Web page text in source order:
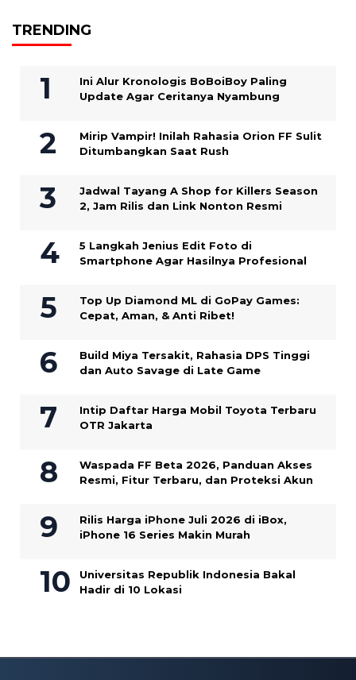
TRENDING
Ini Alur Kronologis BoBoiBoy Paling
Update Agar Ceritanya Nyambung
Mirip Vampir! Inilah Rahasia Orion FF Sulit
Ditumbangkan Saat Rush
Jadwal Tayang A Shop for Killers Season
2, Jam Rilis dan Link Nonton Resmi
5 Langkah Jenius Edit Foto di
Smartphone Agar Hasilnya Profesional
Top Up Diamond ML di GoPay Games:
Cepat, Aman, & Anti Ribet!
Build Miya Tersakit, Rahasia DPS Tinggi
dan Auto Savage di Late Game
Intip Daftar Harga Mobil Toyota Terbaru
OTR Jakarta
Waspada FF Beta 2026, Panduan Akses
Resmi, Fitur Terbaru, dan Proteksi Akun
Rilis Harga iPhone Juli 2026 di iBox,
iPhone 16 Series Makin Murah
Universitas Republik Indonesia Bakal
Hadir di 10 Lokasi